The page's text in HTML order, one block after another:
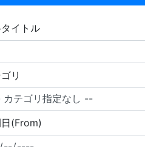
イトル
リ
(From)